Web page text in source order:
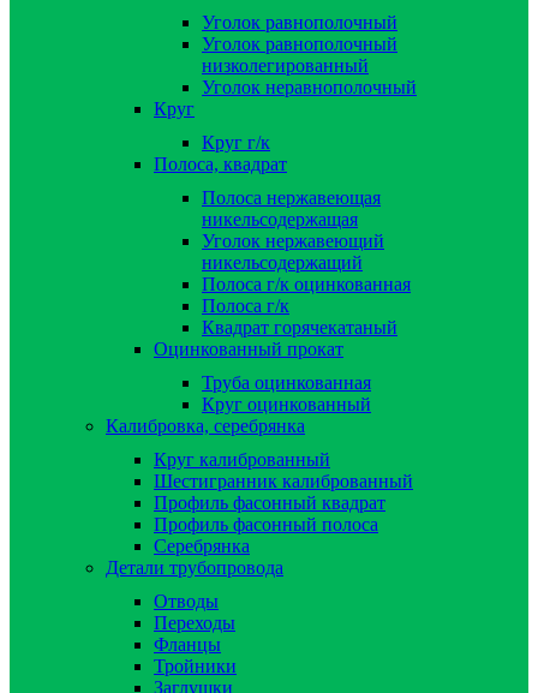
Уголок равнополочный
Уголок равнополочный
низколегированный
Уголок неравнополочный
Круг
Круг г/к
Полоса, квадрат
Полоса нержавеющая
никельсодержащая
Уголок нержавеющий
никельсодержащий
Полоса г/к оцинкованная
Полоса г/к
Квадрат горячекатаный
Оцинкованный прокат
Труба оцинкованная
Круг оцинкованный
Калибровка, серебрянка
Круг калиброванный
Шестигранник калиброванный
Профиль фасонный квадрат
Профиль фасонный полоса
Серебрянка
Детали трубопровода
Отводы
Переходы
Фланцы
Тройники
Заглушки